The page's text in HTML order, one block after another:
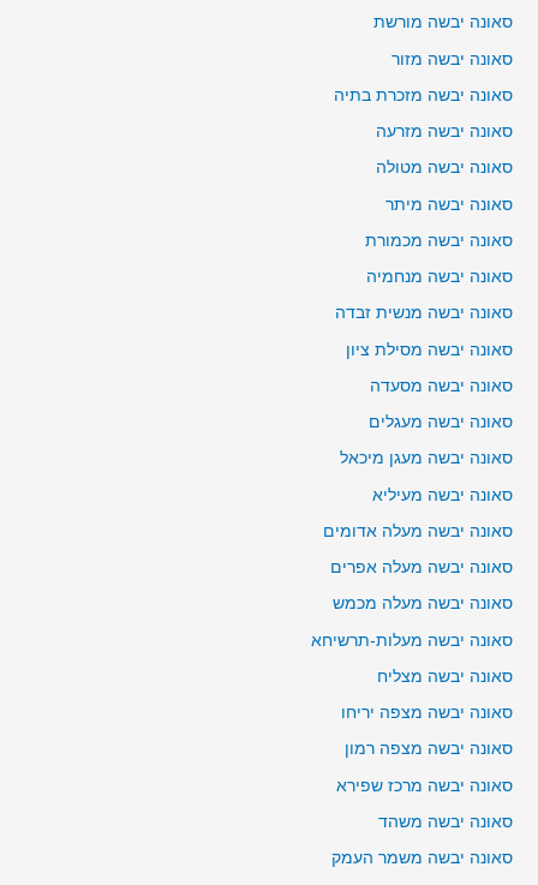
סאונה יבשה מורשת
סאונה יבשה מזור
סאונה יבשה מזכרת בתיה
סאונה יבשה מזרעה
סאונה יבשה מטולה
סאונה יבשה מיתר
סאונה יבשה מכמורת
סאונה יבשה מנחמיה
סאונה יבשה מנשית זבדה
סאונה יבשה מסילת ציון
סאונה יבשה מסעדה
סאונה יבשה מעגלים
סאונה יבשה מעגן מיכאל
סאונה יבשה מעיליא
סאונה יבשה מעלה אדומים
סאונה יבשה מעלה אפרים
סאונה יבשה מעלה מכמש
סאונה יבשה מעלות-תרשיחא
סאונה יבשה מצליח
סאונה יבשה מצפה יריחו
סאונה יבשה מצפה רמון
סאונה יבשה מרכז שפירא
סאונה יבשה משהד
סאונה יבשה משמר העמק